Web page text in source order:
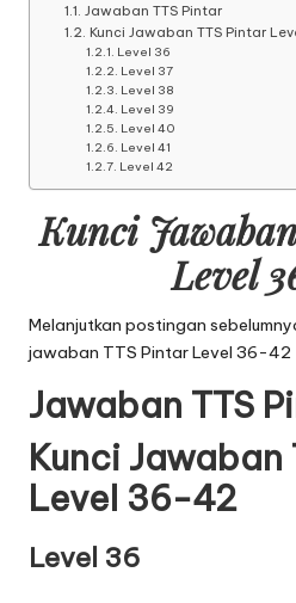
Jawaban TTS Pintar
Kunci Jawaban TTS Pintar
Level 36
Level 37
Level 38
Level 39
Level 40
Level 41
Level 42
Kunci
Level
Melanjutkan postingan
jawaban TTS Pintar Level 36-42
Jawaban TTS
Kunci Jawaban
Level 36-42
Level 36